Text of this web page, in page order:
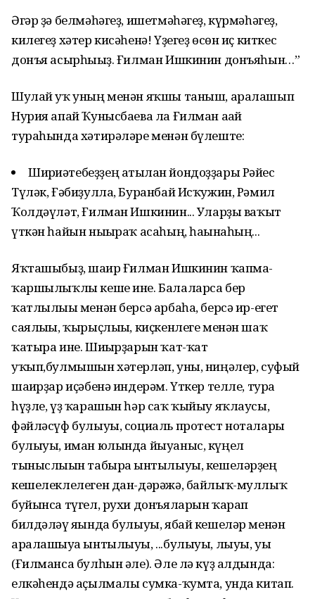
Әгәр ҙә белмәһәгеҙ, ишетмәһәгеҙ, күрмәһәгеҙ,
килегеҙ хәтер кисәһенә! Үҙегеҙ өсөн иҫ киткес
донъя асырһығыҙ. Ғилман Ишкинин донъяһын…”
Шулай уҡ уның менән яҡшы таныш, аралашып
Нурия апай Ҡунысбаева ла Ғилман ағай
тураһында хәтирәләре менән бүлеште:
Шиғриәтебеҙҙең атылған йондоҙҙары Рәйес
Түләк, Ғәбиҙулла, Буранбай Исҡужин, Рәмил
Ҡолдәүләт, Ғилман Ишкинин... Уларҙы ваҡыт
үткән һайын нығыраҡ асаһың, һағынаһың...
Яҡташыбыҙ, шағир Ғилман Ишкинин ҡапма-
ҡаршылыҡлы кеше ине. Балаларса бер
ҡатлылығы менән берсә арбаһа, берсә ир-егет
саялығы, ҡырыҫлығы, киҫкенлеге менән шаҡ
ҡатыра ине. Шиғырҙарын ҡат-ҡат
уҡып,булмышын хәтерләп, уны, ниңәлер, суфый
шағирҙар иҫәбенә индерәм. Үткер телле, тура
һүҙле, үҙ ҡарашын һәр саҡ ҡыйыу яҡлаусы,
фәйләсүф булыуы, социаль протест ноталары
булыуы, иман юлында йыуаныс, күңел
тыныслығын табырға ынтылыуы, кешеләрҙең
кешелеклелеген дан-дәрәжә, байлыҡ-муллыҡ
буйынса түгел, рухи донъяларын ҡарап
билдәләү яғында булыуы, ябай кешеләр менән
аралашыуға ынтылыуы, ...булыуы, лыуы, уы
(Ғилманса булһын әле). Әле лә күҙ алдында:
елкәһендә аҫылмалы сумка-ҡумта, унда китап.